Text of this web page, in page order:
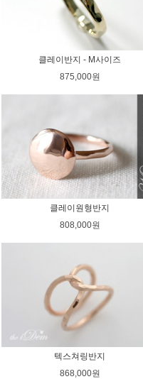
클레이반지 - M사이즈
875,000원
클레이원형반지
808,000원
텍스쳐링반지
868,000원